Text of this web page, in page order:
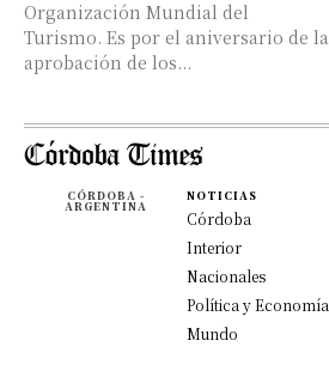
Organización Mundial del
Turismo. Es por el aniversario de la
aprobación de los...
CÓRDOBA -
ARGENTINA
NOTICIAS
Córdoba
Interior
Nacionales
Política y Economía
Mundo